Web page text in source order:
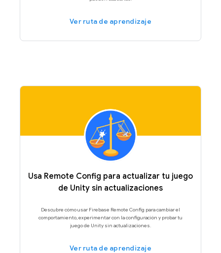
Ver ruta de aprendizaje
Usa Remote Config para actualizar tu juego
de Unity sin actualizaciones
Descubre cómo usar Firebase Remote Config para cambiar el
comportamiento, experimentar con la configuración y probar tu
juego de Unity sin actualizaciones.
Ver ruta de aprendizaje